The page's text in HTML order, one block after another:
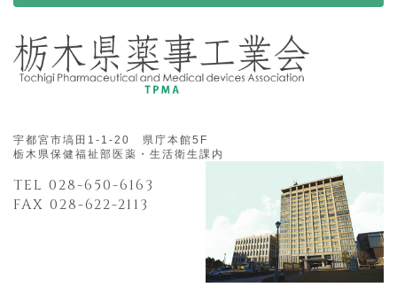
宇都宮市塙田1-1-20 県庁本館5F
栃木県保健福祉部医薬・生活衛生課内
TEL 028-650-6163
FAX 028-622-2113